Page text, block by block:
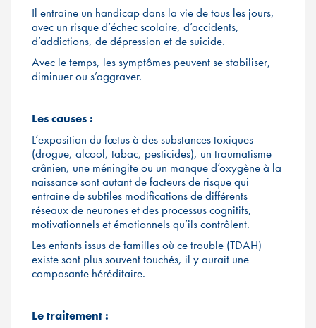
Il entraîne un handicap dans la vie de tous les jours,
avec un risque d’échec scolaire, d’accidents,
d’addictions, de dépression et de suicide.
Avec le temps, les symptômes peuvent se stabiliser,
diminuer ou s’aggraver.
Les causes :
L’exposition du fœtus à des substances toxiques
(drogue, alcool, tabac, pesticides), un traumatisme
crânien, une méningite ou un manque d’oxygène à la
naissance sont autant de facteurs de risque qui
entraîne de subtiles modifications de différents
réseaux de neurones et des processus cognitifs,
motivationnels et émotionnels qu’ils contrôlent.
Les enfants issus de familles où ce trouble (TDAH)
existe sont plus souvent touchés, il y aurait une
composante héréditaire.
Le traitement :